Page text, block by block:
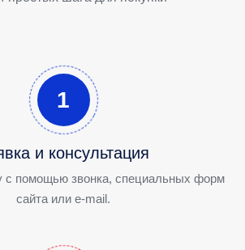
1
и консультация
с помощью звонка, специальных форм
сайта или e-mail.